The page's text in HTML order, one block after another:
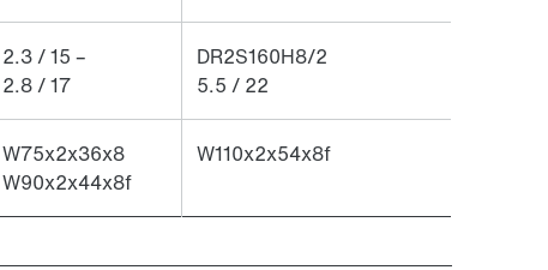
2.3 / 15 –
2.8 / 17
DR2S160H8/2
5.5 / 22
W75x2x36x8
W90x2x44x8f
W110x2x54x8f